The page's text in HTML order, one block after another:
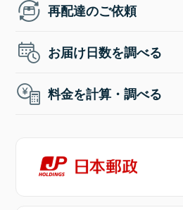
再配達のご依頼
お届け日数を調べる
料金を計算・調べる